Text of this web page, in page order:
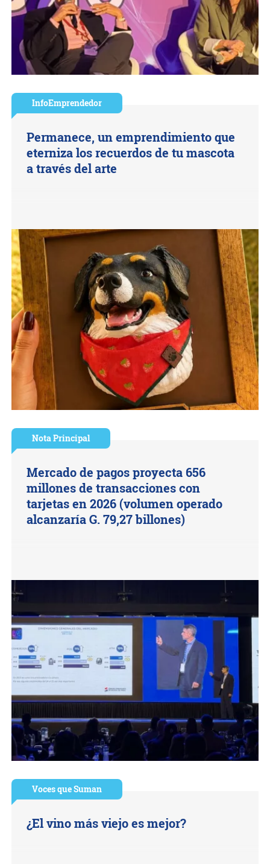
InfoEmprendedor
Permanece, un emprendimiento que
eterniza los recuerdos de tu mascota
a través del arte
Nota Principal
Mercado de pagos proyecta 656
millones de transacciones con
tarjetas en 2026 (volumen operado
alcanzaría G. 79,27 billones)
Voces que Suman
¿El vino más viejo es mejor?